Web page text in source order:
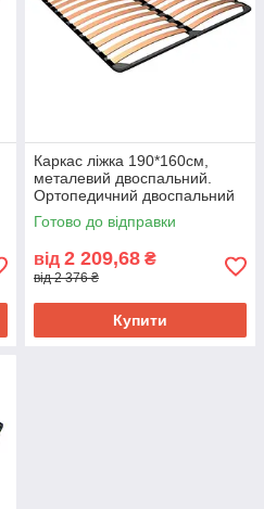
Каркас ліжка 190*160см,
металевий двоспальний.
Ортопедичний двоспальний
каркас 160*190см
Готово до відправки
від 2 209,68 ₴
від 2 376 ₴
Купити